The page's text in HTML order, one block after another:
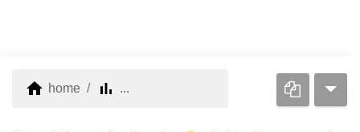
home home bar_chart ...